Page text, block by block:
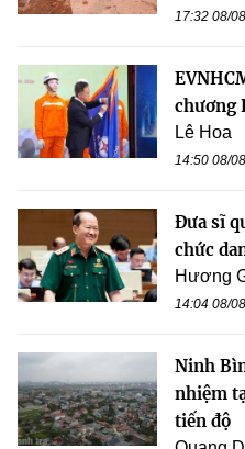
17:32 08/
chương
Lê Hoa
14:50 08/
Đưa sĩ
chức
Hương
14:04 08/
Ninh
nhiệm
tiến độ